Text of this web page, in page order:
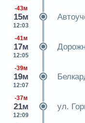
-43м
15м
12:03
-41м
17м
12:05
-39м
19м
12:07
-37м
21м
12:09
ул.